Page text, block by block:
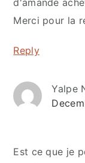
d'amande
Merci pour la
Reply
Yalpe
Est ce que je